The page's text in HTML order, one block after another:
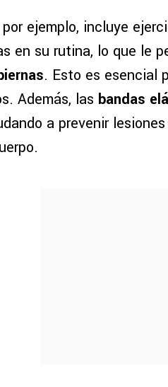
por ejemplo, incluye
en su rutina, lo que le
. Esto es esencial
Además, las bandas
a prevenir